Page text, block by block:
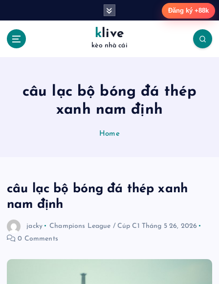
klive
kèo nhà cái
câu lạc bộ bóng đá thép
xanh nam định
Home
câu lạc bộ bóng đá thép xanh
nam định
jacky Champions League / Cúp C1 Tháng 5 26, 2026
0 Comments
Đăng ký +88k